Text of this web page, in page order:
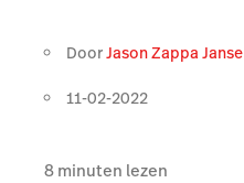
DoorJason Zappa Janse
11-02-2022
8minuten lezen